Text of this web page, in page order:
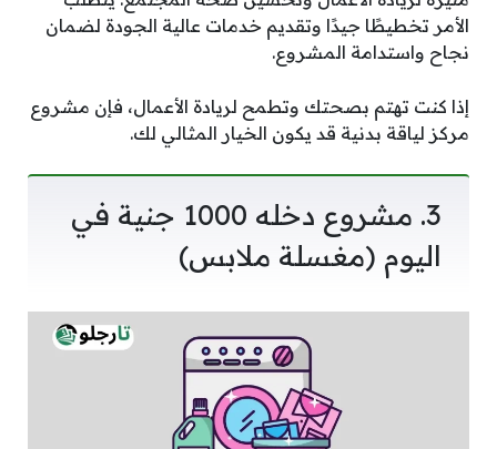
الأمر تخطيطًا جيدًا وتقديم خدمات عالية الجودة لضمان
نجاح واستدامة المشروع.
إذا كنت تهتم بصحتك وتطمح لريادة الأعمال، فإن مشروع
مركز لياقة بدنية قد يكون الخيار المثالي لك.
3. مشروع دخله 1000 جنية في
اليوم (مغسلة ملابس)